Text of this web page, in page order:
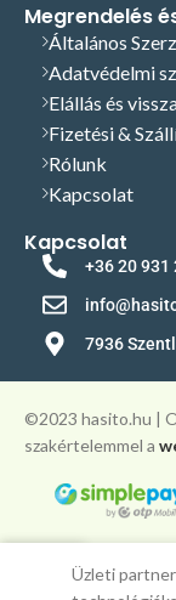
Megrendelés
Általános
Adatvédelmi
Elállás és
Fizetési &
Rólunk
Kapcsolat
Kapcsolat
+36 20 931
7936
©️2023 hasito.hu |
szakértelemmel a
Üzleti